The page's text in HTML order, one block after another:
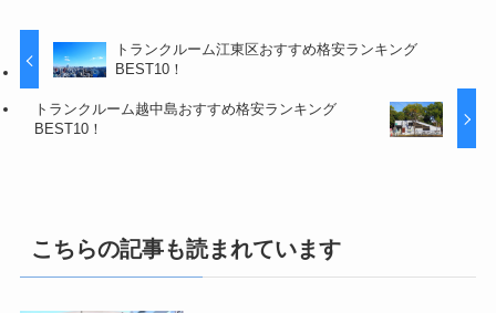
トランクルーム江東区おすすめ格安ランキング
BEST10！
トランクルーム越中島おすすめ格安ランキング
BEST10！
こちらの記事も読まれています